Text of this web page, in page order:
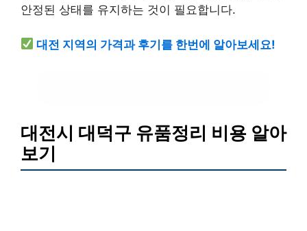
안정된 상태를 유지하는 것이 필요합니다.
대전 지역의 가격과 후기를 한번에 알아보세요!
대전시 대덕구 유품정리 비용 알아
보기